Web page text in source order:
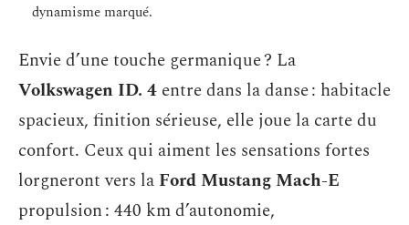
dynamisme marqué.
Envie d’une touche germanique ? La
Volkswagen ID. 4 entre dans la danse : habitacle
spacieux, finition sérieuse, elle joue la carte du
confort. Ceux qui aiment les sensations fortes
lorgneront vers la Ford Mustang Mach-E
propulsion : 440 km d’autonomie,